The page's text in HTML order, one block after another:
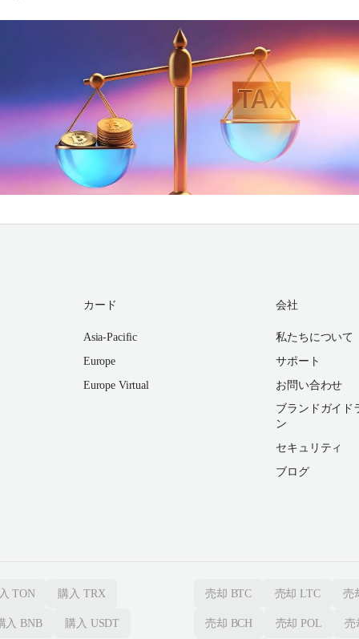
カード
Asia-Pacific
Europe
Europe Virtual
会社
私たちについて
サポート
お問い合わせ
ブランドガイド
ン
セキュリティ
ブログ
TON 購入 TRX
入 BNB 購入 USDT
売却 BTC 売却 LTC 売
売却 BCH 売却 POL 売